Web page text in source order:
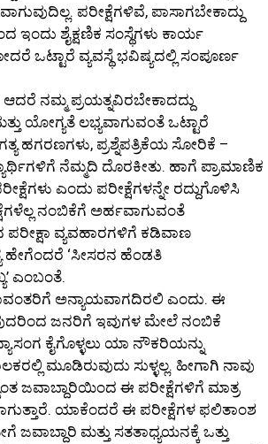
ಪರೀಕ್ಷೆಗಳಿವೆ, ಪಾಸಾಗಬೇಕಾದ್ದು
ಇಂದು ಶೈಕ್ಷಣಿಕ ಸಂಸ್ಥೆಗಳು ಕಾರ್ಯ
ಒಟ್ಟಾರೆ ವ್ಯವಸ್ಥೆ ಭವಿಷ್ಯದಲ್ಲಿ ಸಂಪೂರ್ಣ
ಆದರೆ ನಮ್ಮ ಪ್ರಯತ್ನವಿರಬೇಕಾದದ್ದು
ಯೋಗ್ಯತೆ ಲಭ್ಯವಾಗುವಂತೆ ಒಟ್ಟಾರೆ
ಹಗರಣಗಳು, ಪ್ರಶ್ನೆಪತ್ರಿಕೆಯ ಸೋರಿಕೆ –
ನೆಮ್ಮದಿ ದೊರಕೀತು. ಹಾಗೆ ಪ್ರಾಮಾಣಿಕ
ಎಂದು ಪರೀಕ್ಷೆಗಳನ್ನೇ ರದ್ದುಗೊಳಿಸಿ
ನಂಬಿಕೆಗೆ ಅರ್ಹವಾಗುವಂತೆ
ವ್ಯವಹಾರಗಳಿಗೆ ಕಡಿವಾಣ
ಹೇಗೆಂದರೆ ‘ಸೀಸರನ ಹೆಂಡತಿ
ಎಂಬಂತೆ.
ಅನ್ಯಾಯವಾಗದಿರಲಿ ಎಂದು. ಈ
ಜನರಿಗೆ ಇವುಗಳ ಮೇಲೆ ನಂಬಿಕೆ
ಕೈಗೊಳ್ಳಲು ಯಾ ನೌಕರಿಯನ್ನು
ಮೂಡಿರುವುದು ಸುಳ್ಳಲ್ಲ. ಹೀಗಾಗಿ ನಾವು
ಜವಾಬ್ದಾರಿಯಿಂದ ಈ ಪರೀಕ್ಷೆಗಳಿಗೆ ಮಾತ್ರ
ಯಾಕೆಂದರೆ ಈ ಪರೀಕ್ಷೆಗಳ ಫಲಿತಾಂಶ
ಮತ್ತು ಸತತಾಧ್ಯಯನಕ್ಕೆ ಒತ್ತು